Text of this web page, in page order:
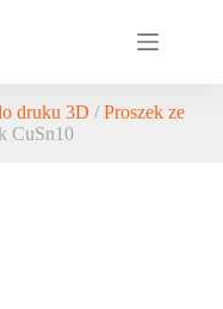
druku 3D /Proszek ze
CuSn10